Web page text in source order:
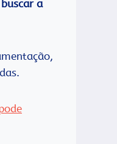
buscar a